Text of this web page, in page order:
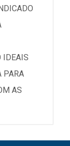
IDEAIS
PARA
AS